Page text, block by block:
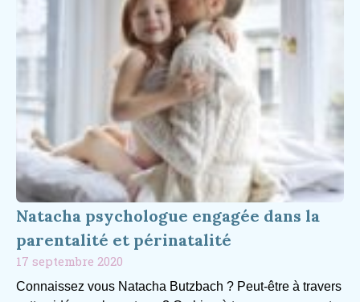
Natacha psychologue engagée dans la
parentalité et périnatalité
17 septembre 2020
Connaissez vous Natacha Butzbach ? Peut-être à travers